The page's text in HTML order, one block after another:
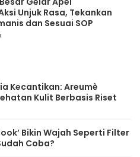
Unjuk Rasa, Tekankan
dan Sesuai SOP
Kecantikan: Areumè
Kulit Berbasis Riset
Bikin Wajah Seperti Filter
Coba?